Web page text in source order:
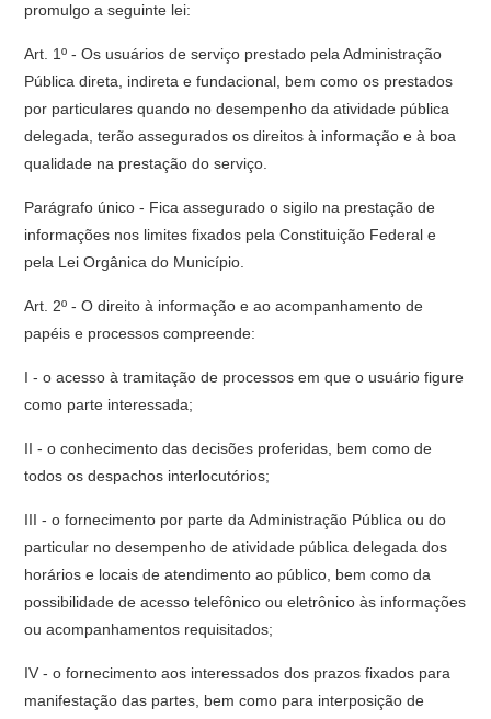
promulgo a seguinte lei:
Art. 1º - Os usuários de serviço prestado pela Administração
Pública direta, indireta e fundacional, bem como os prestados
por particulares quando no desempenho da atividade pública
delegada, terão assegurados os direitos à informação e à boa
qualidade na prestação do serviço.
Parágrafo único - Fica assegurado o sigilo na prestação de
informações nos limites fixados pela Constituição Federal e
pela Lei Orgânica do Município.
Art. 2º - O direito à informação e ao acompanhamento de
papéis e processos compreende:
I - o acesso à tramitação de processos em que o usuário figure
como parte interessada;
II - o conhecimento das decisões proferidas, bem como de
todos os despachos interlocutórios;
III - o fornecimento por parte da Administração Pública ou do
particular no desempenho de atividade pública delegada dos
horários e locais de atendimento ao público, bem como da
possibilidade de acesso telefônico ou eletrônico às informações
ou acompanhamentos requisitados;
IV - o fornecimento aos interessados dos prazos fixados para
manifestação das partes, bem como para interposição de